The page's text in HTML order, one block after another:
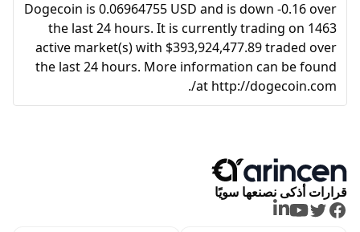
Dogecoin is 0.06964755 USD and is down -0.16 over
the last 24 hours. It is currently trading on 1463
active market(s) with $393,924,477.89 traded over
the last 24 hours. More information can be found
at http://dogecoin.com/.
قرارات أذكى نصنعها سويًا
Facebook
Twitter
Youtube
LinkedIn